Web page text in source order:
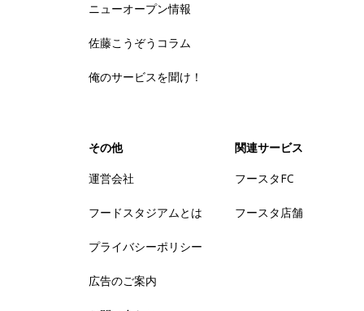
ニューオープン情報
佐藤こうぞうコラム
俺のサービスを聞け！
その他
運営会社
フードスタジアムとは
プライバシーポリシー
広告のご案内
関連サービス
フースタFC
フースタ店舗